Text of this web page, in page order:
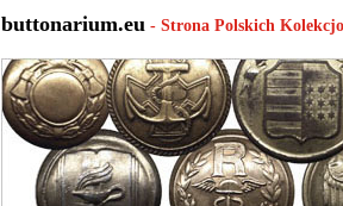
buttonarium.eu - Strona Polskich